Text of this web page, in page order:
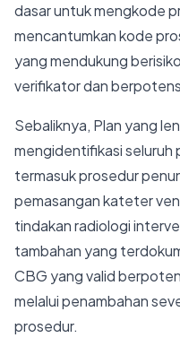
dasar untuk mengkode
mencantumkan kode
yang mendukung
verifikator dan
Sebaliknya, Plan yang
mengidentifikasi seluruh
termasuk prosedur
pemasangan kateter
tindakan radiologi
tambahan yang
CBG yang valid
melalui penambahan
prosedur.